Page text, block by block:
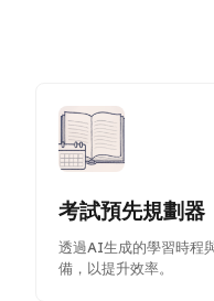
考試預先規劃器
透過AI生成的學習時程
備，以提升效率。